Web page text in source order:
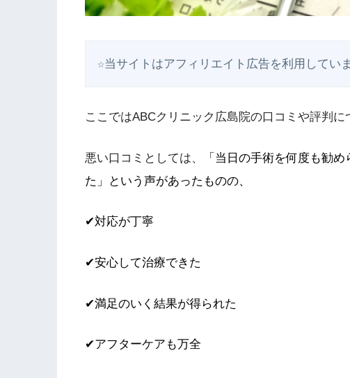
☆当サイトはアフィリエイト広告を利用してい
ここではABCクリニック広島院の口コミや評判に
悪い口コミとしては、
「当日の手術を何度も勧
た」という声があったものの、
✔対応が丁寧
✔安心して治療できた
✔満足のいく結果が得られた
✔アフターケアも万全